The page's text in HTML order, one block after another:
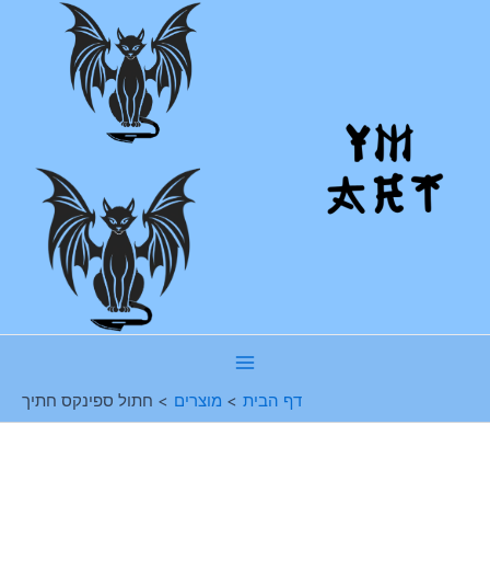
Menu
דף הבית מוצרים חתול ספינקס חתיך